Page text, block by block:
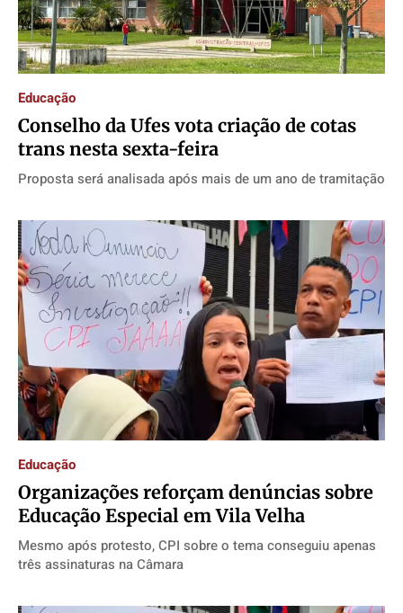
Educação
Conselho da Ufes vota criação de cotas
trans nesta sexta-feira
Proposta será analisada após mais de um ano de tramitação
Educação
Organizações reforçam denúncias sobre
Educação Especial em Vila Velha
Mesmo após protesto, CPI sobre o tema conseguiu apenas
três assinaturas na Câmara